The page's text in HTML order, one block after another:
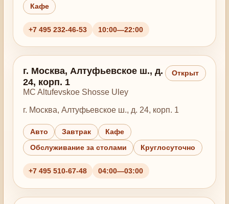
Кафе
+7 495 232-46-53 10:00—22:00
г. Москва, Алтуфьевское ш., д.
24, корп. 1
MC Altufevskoe Shosse Uley
Открыт
г. Москва, Алтуфьевское ш., д. 24, корп. 1
Авто Завтрак Кафе
Обслуживание за столами Круглосуточно
+7 495 510-67-48 04:00—03:00